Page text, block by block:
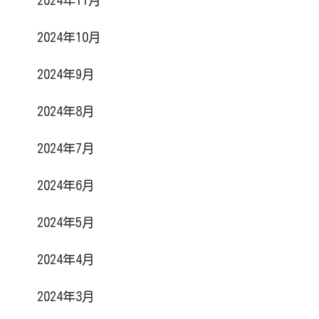
2024年10月
2024年9月
2024年8月
2024年7月
2024年6月
2024年5月
2024年4月
2024年3月